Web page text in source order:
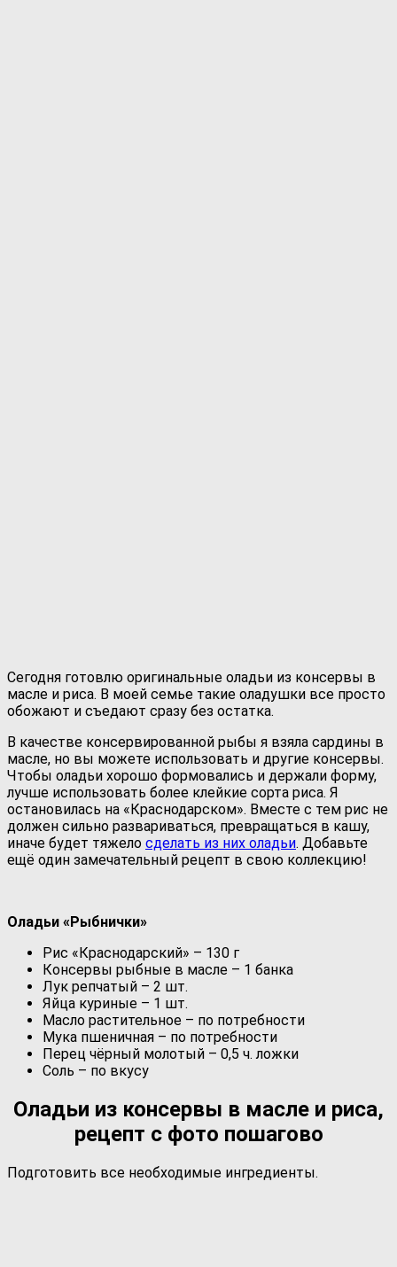
Сегодня готовлю оригинальные оладьи из консервы в
масле и риса. В моей семье такие оладушки все просто
обожают и съедают сразу без остатка.
В качестве консервированной рыбы я взяла сардины в
масле, но вы можете использовать и другие консервы.
Чтобы оладьи хорошо формовались и держали форму,
лучше использовать более клейкие сорта риса. Я
остановилась на «Краснодарском». Вместе с тем рис не
должен сильно развариваться, превращаться в кашу,
иначе будет тяжело сделать из них оладьи. Добавьте
ещё один замечательный рецепт в свою коллекцию!
Оладьи «Рыбнички»
Рис «Краснодарский» – 130 г
Консервы рыбные в масле – 1 банка
Лук репчатый – 2 шт.
Яйца куриные – 1 шт.
Масло растительное – по потребности
Мука пшеничная – по потребности
Перец чёрный молотый – 0,5 ч. ложки
Соль – по вкусу
Оладьи из консервы в масле и риса,
рецепт с фото пошагово
Подготовить все необходимые ингредиенты.